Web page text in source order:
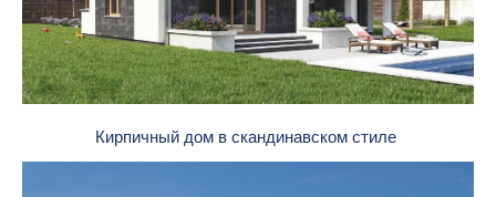
Кирпичный дом в скандинавском стиле